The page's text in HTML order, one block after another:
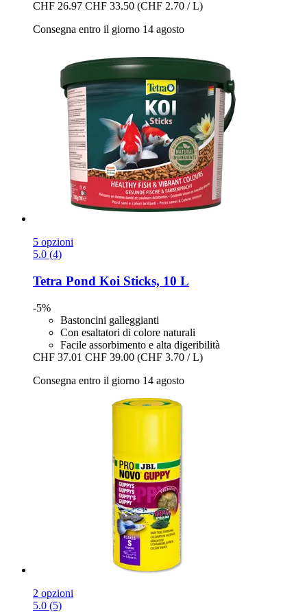
CHF 26.97 CHF 33.50 (CHF 2.70 / L)
Consegna entro il giorno 14 agosto
5 opzioni
5.0 (4)
Tetra Pond Koi Sticks, 10 L
-5%
Bastoncini galleggianti
Con esaltatori di colore naturali
Facile assorbimento e alta digeribilità
CHF 37.01 CHF 39.00 (CHF 3.70 / L)
Consegna entro il giorno 14 agosto
2 opzioni
5.0 (5)